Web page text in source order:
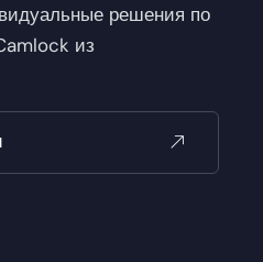
решения по
из